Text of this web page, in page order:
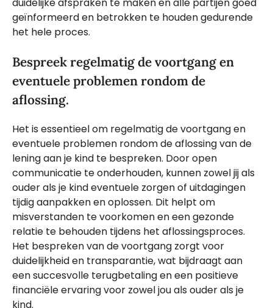
duidelijke afspraken te maken en alle partijen goed
geïnformeerd en betrokken te houden gedurende
het hele proces.
Bespreek regelmatig de voortgang en
eventuele problemen rondom de
aflossing.
Het is essentieel om regelmatig de voortgang en
eventuele problemen rondom de aflossing van de
lening aan je kind te bespreken. Door open
communicatie te onderhouden, kunnen zowel jij als
ouder als je kind eventuele zorgen of uitdagingen
tijdig aanpakken en oplossen. Dit helpt om
misverstanden te voorkomen en een gezonde
relatie te behouden tijdens het aflossingsproces.
Het bespreken van de voortgang zorgt voor
duidelijkheid en transparantie, wat bijdraagt aan
een succesvolle terugbetaling en een positieve
financiële ervaring voor zowel jou als ouder als je
kind.